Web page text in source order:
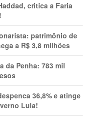
critica a Faria
patrimônio de
a R$ 3,8 milhões
da Penha: 783 mil
36,8% e atinge
Lula!